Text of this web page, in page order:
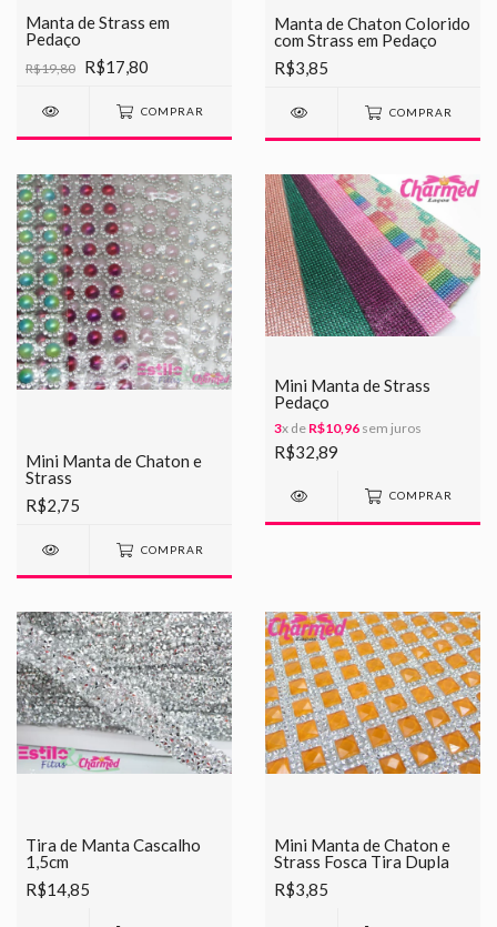
Manta de Strass em
Pedaço
R$19,80 R$17,80
COMPRAR
Manta de Chaton Colorido
com Strass em Pedaço
R$3,85
COMPRAR
Mini Manta de Chaton e
Strass
R$2,75
COMPRAR
Mini Manta de Strass
Pedaço
3x de R$10,96 sem juros
R$32,89
COMPRAR
Tira de Manta Cascalho
1,5cm
R$14,85
Mini Manta de Chaton e
Strass Fosca Tira Dupla
R$3,85